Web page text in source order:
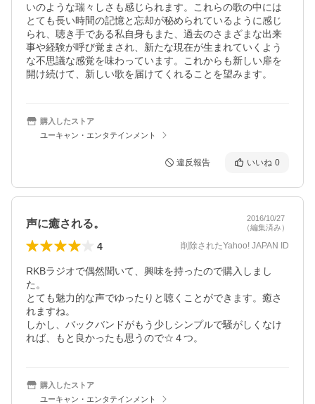
いのような瑞々しさも感じられます。これらの歌の中には
とても長い時間の記憶と忘却が秘められているように感じ
られ、聴き手である私自身もまた、過去のさまざまな出来
事や経験が呼び覚まされ、新たな現在が生まれていくよう
な不思議な感覚を味わっています。これからも新しい扉を
開け続けて、新しい歌を届けてくれることを望みます。
購入したストア
ユーキャン・エンタテインメント
違反報告 いいね 0
声に癒される。
2016/10/27
（編集済み）
4 削除されたYahoo! JAPAN ID
RKBラジオで偶然聞いて、興味を持ったので購入しまし
た。
とても魅力的な声でゆったりと聴くことができます。癒さ
れますね。
しかし、バックバンドがもう少しシンプルで騒がしくなけ
れば、もと良かったも思うので☆４つ。
購入したストア
ユーキャン・エンタテインメント